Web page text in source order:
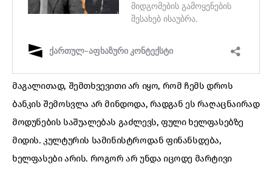
მაგალითად, შემთხვევითი არ იყო, რომ ჩემს დროს
ბანკის შემოსვლა არ მინდოდა, რადგან ეს რაღაცნაირად
მოდუნების საშუალებას გაძლევს, ფული ხელფასებზე
მიდის. კულტურის სამინისტროდან ფინანსდება,
ხელფასები არის. როგორ არ უნდა იცოდე მარტივი